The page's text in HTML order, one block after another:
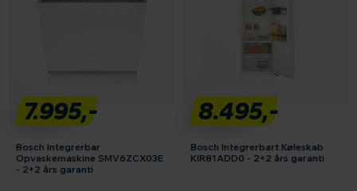
7.995,-
Bosch Integrerbar
Opvaskemaskine SMV6ZCX03E
- 2+2 års garanti
8.495,-
Bosch Integrerbart Køleskab
KIR81ADD0 - 2+2 års garanti